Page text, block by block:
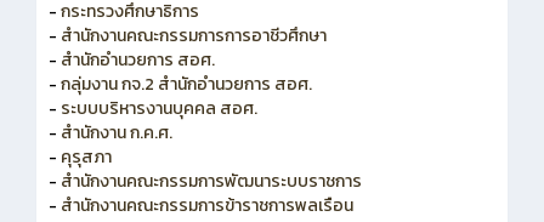
- กระทรวงศึกษาธิการ
- สำนักงานคณะกรรมการการอาชีวศึกษา
- สำนักอำนวยการ สอศ.
- กลุ่มงาน กจ.2 สำนักอำนวยการ สอศ.
- ระบบบริหารงานบุคคล สอศ.
- สำนักงาน ก.ค.ศ.
- คุรุสภา
- สำนักงานคณะกรรมการพัฒนาระบบราชการ